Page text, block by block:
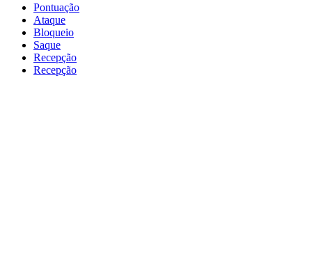
Pontuação
Ataque
Bloqueio
Saque
Recepção
Recepção